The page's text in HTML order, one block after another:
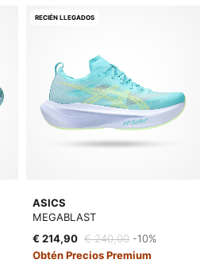
ASICS
MEGABLAST
€ 214,90 € 240,00 -10%
Obtén Precios Premium
RECIÉN LLEGADOS